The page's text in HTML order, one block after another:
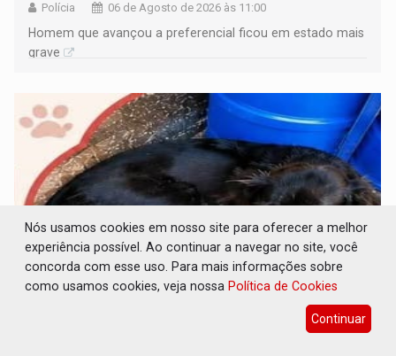
Polícia 06 de Agosto de 2026 às 11:00
Homem que avançou a preferencial ficou em estado mais
grave
SOLIDARIEDADE: Cadelinha com câncer
Nós usamos cookies em nosso site para oferecer a melhor
experiência possível. Ao continuar a navegar no site, você
concorda com esse uso. Para mais informações sobre
como usamos cookies, veja nossa Política de Cookies
Continuar